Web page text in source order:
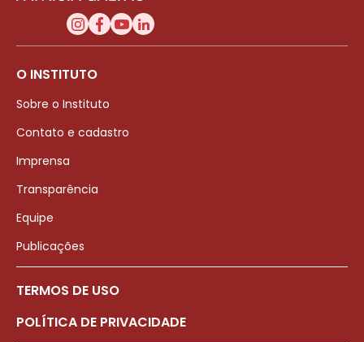
O INSTITUTO
Sobre o Instituto
Contato e cadastro
Imprensa
Transparência
Equipe
Publicações
TERMOS DE USO
POLÍTICA DE PRIVACIDADE